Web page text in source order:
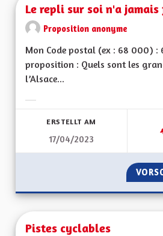
Le repli sur soi n'a
Proposition anonyme
Mon Code postal (ex : 68 000) :
proposition : Quels sont les
l’Alsace...
ERSTELLT AM
17/04/2023
Pistes cyclables